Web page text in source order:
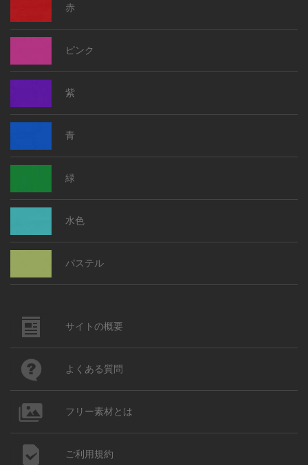
赤
ピンク
紫
青
緑
水色
パステル
サイトの概要
よくある質問
フリー素材とは
ご利用規約